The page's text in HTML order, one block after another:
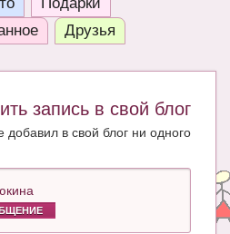
Друзья
запись в свой блог
в свой блог ни одного